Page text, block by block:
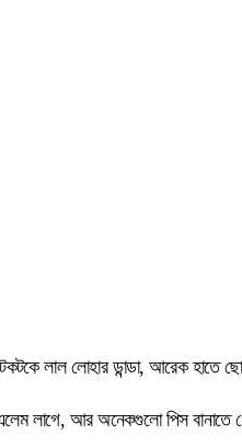
লাল লোহার ডান্ডা, আরেক হাতে
লাগে, আর অনেকগুলো পিস